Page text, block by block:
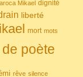
Mikael dignité
liberté
mort mots
poète
rêve silence